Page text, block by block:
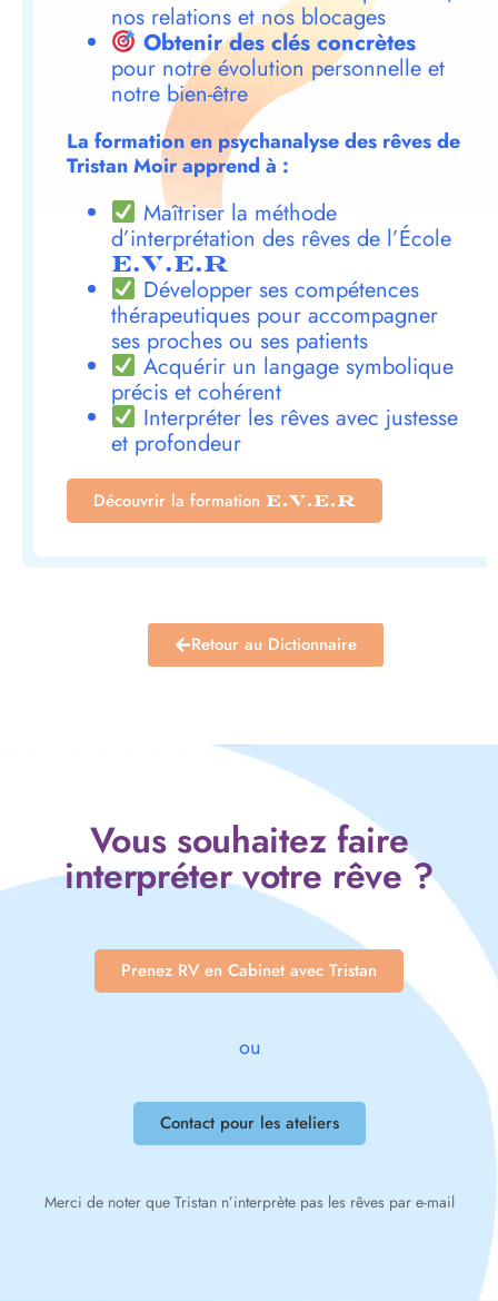
nos relations et nos blocages
Obtenir des clés concrètes
pour notre évolution personnelle et
notre bien-être
La formation en psychanalyse des rêves de
Tristan Moir apprend à :
Maîtriser la méthode
d’interprétation des rêves de l’École
E.V.E.R
Développer ses compétences
thérapeutiques pour accompagner
ses proches ou ses patients
Acquérir un langage symbolique
précis et cohérent
Interpréter les rêves avec justesse
et profondeur
Découvrir la formation E.V.E.R
Retour au Dictionnaire
Vous souhaitez faire
interpréter votre rêve ?
Prenez RV en Cabinet avec Tristan
ou
Contact pour les ateliers
Merci de noter que Tristan n’interprète pas les rêves par e-mail